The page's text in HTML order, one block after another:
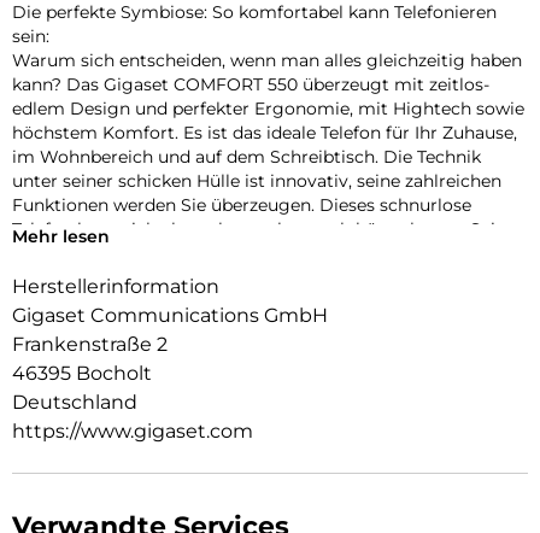
Die perfekte Symbiose: So komfortabel kann Telefonieren
sein:
Warum sich entscheiden, wenn man alles gleichzeitig haben
kann? Das Gigaset COMFORT 550 überzeugt mit zeitlos-
edlem Design und perfekter Ergonomie, mit Hightech sowie
höchstem Komfort. Es ist das ideale Telefon für Ihr Zuhause,
im Wohnbereich und auf dem Schreibtisch. Die Technik
unter seiner schicken Hülle ist innovativ, seine zahlreichen
Funktionen werden Sie überzeugen. Dieses schnurlose
Telefon kann sich also sehen – aber auch hören lassen: Seine
dank Headset-Anschluss sowie integrierter
Modellvariante Gigaset COMFORT 550A bietet zudem einen
integrierten Anrufbeantworter mit einer
Aufzeichnungsdauer von bis zu 30 Minuten.
Navigation in Perfektion: So angenehm kann Telefonieren
sein:
bedienen, dass nichts vom Wesentlichen ablenkt: Ihren
Mehr lesen
Herstellerinformation
Gigaset Communications GmbH
Frankenstraße 2
46395 Bocholt
Deutschland
https://www.gigaset.com